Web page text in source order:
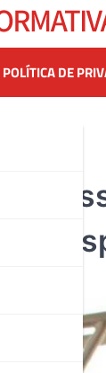
POLÍTICA DE
e